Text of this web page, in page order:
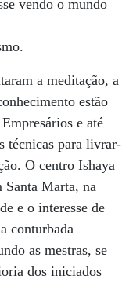
vendo o mundo
a meditação, a
estão
e até
técnicas para livrar-
O centro Ishaya
Santa Marta, na
e o interesse de
conturbada
as mestras, se
dos iniciados